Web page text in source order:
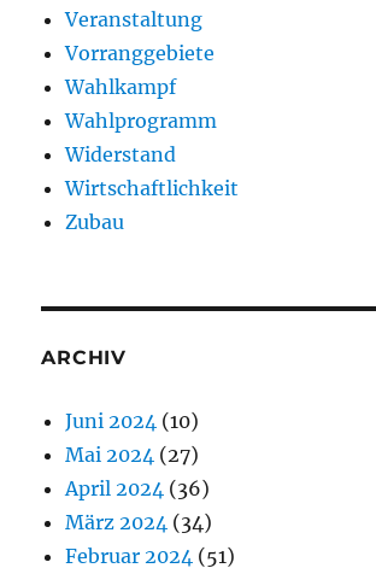
Veranstaltung
Vorranggebiete
Wahlkampf
Wahlprogramm
Widerstand
Wirtschaftlichkeit
Zubau
ARCHIV
Juni 2024 (10)
Mai 2024 (27)
April 2024 (36)
März 2024 (34)
Februar 2024 (51)